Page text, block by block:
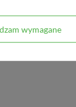
wymagane